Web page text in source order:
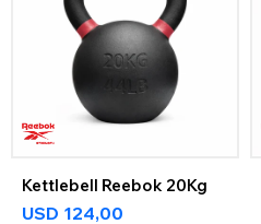
Kettlebell Reebok 20Kg
USD 124,00